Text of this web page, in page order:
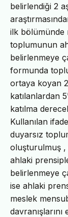
belirlendiği 2
ilk bölümünde
toplumunun
belirlenmeye
formunda
ortaya koyan
katılanlardan
katılma
Kullanılan
duyarsız
oluşturulmuş ,
ahlaki
belirlenmeye
ise ahlaki
meslek